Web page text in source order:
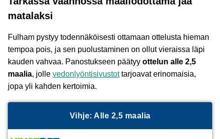
matalaksi
Fulham pystyy todennäköisesti ottamaan ottelusta hieman
tempoa pois, ja sen puolustaminen on ollut vieraissa läpi
kauden vahvaa. Panostukseen päätyy ottelun alle 2,5
maalia, jolle vedonlyöntisivustottarjoavat erinomaisia,
jopa yli kahden kertoimia.
Vihje: Alle 2,5 maalia